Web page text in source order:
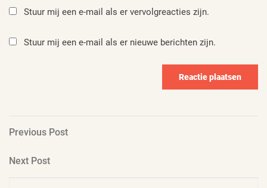
Stuur mij een e-mail als er vervolgreacties zijn.
Stuur mij een e-mail als er nieuwe berichten zijn.
Berichtnavigatie
Previous
Previous Post
Next
Next Post